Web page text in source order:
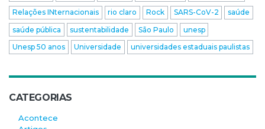
Relações INternacionais
rio claro Rock SARS-CoV-2
saúde
saúde pública
sustentabilidade São Paulo
unesp
Unesp 50 anos
Universidade universidades estaduais paulistas
CATEGORIAS
Acontece